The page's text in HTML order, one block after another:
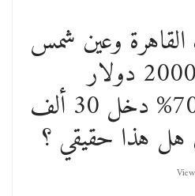
وعين شمس
وإسكندرية ب 2000 دولار
للوافدين ومجموع 70% دخل 30 ألف
هل هذا حقيقي ؟